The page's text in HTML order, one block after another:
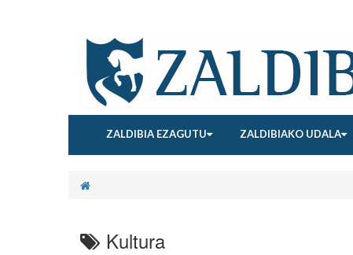
ZALDIBIA EZAGUTU ZALDIBIAKO UDALA
Kultura